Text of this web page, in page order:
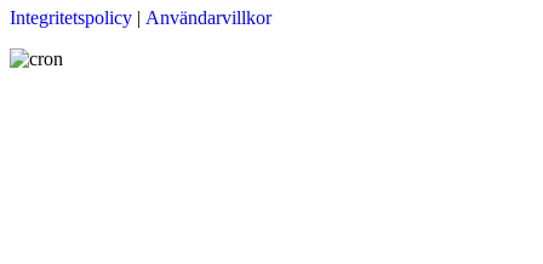
Integritetspolicy | Användarvillkor